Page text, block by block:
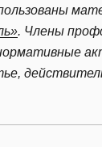
. Члены